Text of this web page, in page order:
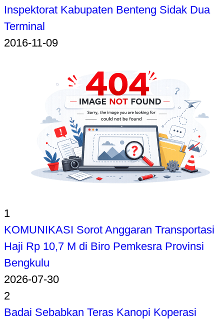
Inspektorat Kabupaten Benteng Sidak Dua
Terminal
2016-11-09
1
KOMUNIKASI Sorot Anggaran Transportasi
Haji Rp 10,7 M di Biro Pemkesra Provinsi
Bengkulu
2026-07-30
2
Badai Sebabkan Teras Kanopi Koperasi